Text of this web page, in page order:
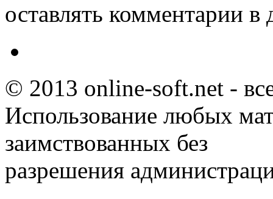
оставлять комментарии в
© 2013 online-soft.net -
Использование любых
заимствованных без
разрешения